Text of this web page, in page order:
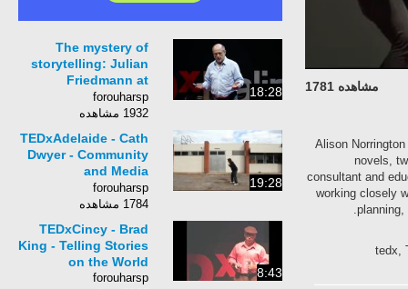
مشاهده 1781
Alison
consultant and
working
18:28
The mystery of
storytelling: Julian
Friedmann at
TEDxEaling
forouharsp
1932 مشاهده
19:28
TEDxAdelaide - Cath
Dwyer - Community
and Media
Collaboration for
Digital Storytelling
forouharsp
1784 مشاهده
8:43
TEDxCincy - Brad
King - Telling Stories
on the World
forouharsp